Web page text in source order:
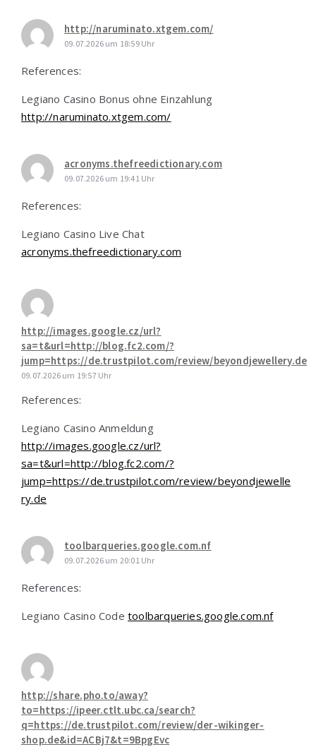
http://naruminato.xtgem.com/
09.07.2026 um 18:59 Uhr
References:
Legiano Casino Bonus ohne Einzahlung
http://naruminato.xtgem.com/
acronyms.thefreedictionary.com
09.07.2026 um 19:41 Uhr
References:
Legiano Casino Live Chat
acronyms.thefreedictionary.com
http://images.google.cz/url?
sa=t&url=http://blog.fc2.com/?
jump=https://de.trustpilot.com/review/beyondjewellery.de
09.07.2026 um 19:57 Uhr
References:
Legiano Casino Anmeldung
http://images.google.cz/url?
sa=t&url=http://blog.fc2.com/?
jump=https://de.trustpilot.com/review/beyondjewelle
ry.de
toolbarqueries.google.com.nf
09.07.2026 um 20:01 Uhr
References:
Legiano Casino Code toolbarqueries.google.com.nf
http://share.pho.to/away?
to=https://ipeer.ctlt.ubc.ca/search?
q=https://de.trustpilot.com/review/der-wikinger-
shop.de&id=ACBj7&t=9BpgEvc